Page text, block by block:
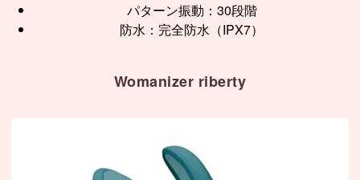
パターン振動：30段階
防水：完全防水（IPX7）
Womanizer riberty